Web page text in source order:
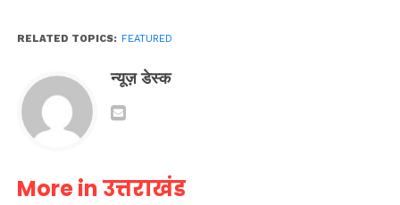
RELATED TOPICS: FEATURED
न्यूज़ डेस्क
More in उत्तराखंड